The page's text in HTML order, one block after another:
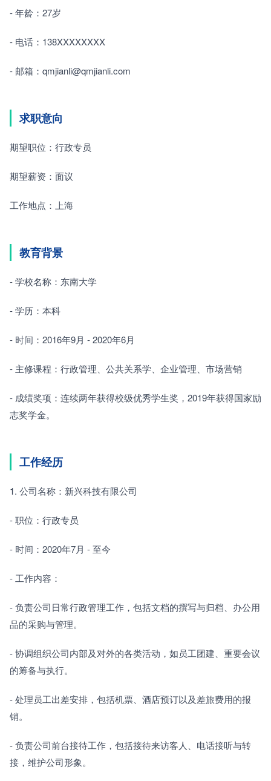
- 年龄：27岁
- 电话：138XXXXXXXX
- 邮箱：qmjianli@qmjianli.com
求职意向
期望职位：行政专员
期望薪资：面议
工作地点：上海
教育背景
- 学校名称：东南大学
- 学历：本科
- 时间：2016年9月 - 2020年6月
- 主修课程：行政管理、公共关系学、企业管理、市场营销
- 成绩奖项：连续两年获得校级优秀学生奖，2019年获得国家励
志奖学金。
工作经历
1. 公司名称：新兴科技有限公司
- 职位：行政专员
- 时间：2020年7月 - 至今
- 工作内容：
- 负责公司日常行政管理工作，包括文档的撰写与归档、办公用
品的采购与管理。
- 协调组织公司内部及对外的各类活动，如员工团建、重要会议
的筹备与执行。
- 处理员工出差安排，包括机票、酒店预订以及差旅费用的报
销。
- 负责公司前台接待工作，包括接待来访客人、电话接听与转
接，维护公司形象。